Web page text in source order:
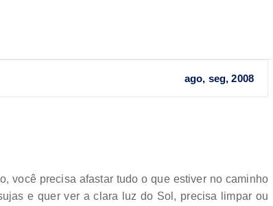
ago, seg, 2008
você precisa afastar tudo o que estiver no caminho
e quer ver a clara luz do Sol, precisa limpar ou